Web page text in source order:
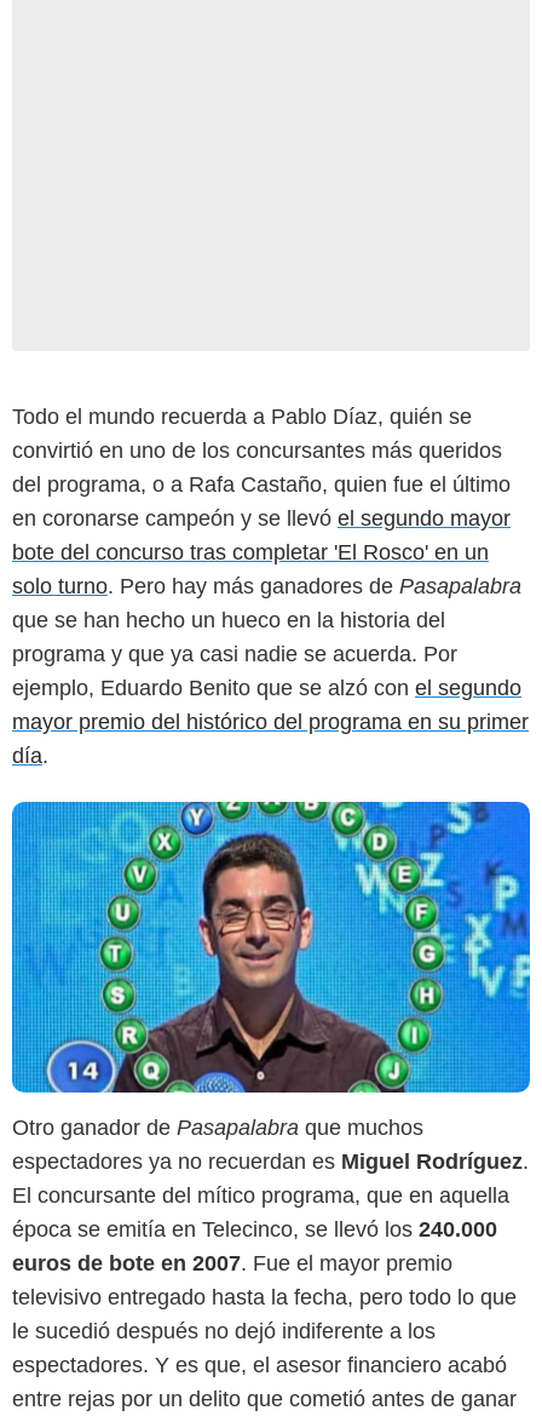
Todo el mundo recuerda a Pablo Díaz, quién se
convirtió en uno de los concursantes más queridos
del programa, o a Rafa Castaño, quien fue el último
en coronarse campeón y se llevó el segundo mayor
bote del concurso tras completar 'El Rosco' en un
solo turno. Pero hay más ganadores de Pasapalabra
que se han hecho un hueco en la historia del
programa y que ya casi nadie se acuerda. Por
ejemplo, Eduardo Benito que se alzó con el segundo
mayor premio del histórico del programa en su primer
día.
Mediaset
Otro ganador de Pasapalabra que muchos
espectadores ya no recuerdan es Miguel Rodríguez.
El concursante del mítico programa, que en aquella
época se emitía en Telecinco, se llevó los 240.000
euros de bote en 2007. Fue el mayor premio
televisivo entregado hasta la fecha, pero todo lo que
le sucedió después no dejó indiferente a los
espectadores. Y es que, el asesor financiero acabó
entre rejas por un delito que cometió antes de ganar